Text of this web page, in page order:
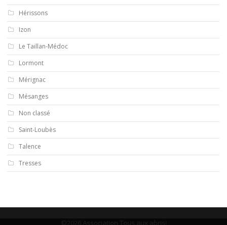
Hérissons
Izon
Le Taillan-Médoc
Lormont
Mérignac
Mésanges
Non classé
Saint-Loubès
Talence
Tresses